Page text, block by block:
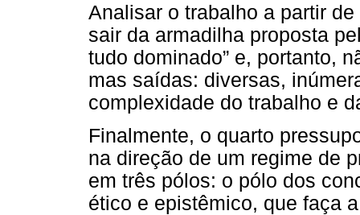
Analisar o trabalho a partir
sair da armadilha proposta
tudo dominado” e, portanto,
mas saídas: diversas,
complexidade do trabalho e
Finalmente, o quarto
na direção de um regime de
em três pólos: o pólo dos
ético e epistêmico, que faça